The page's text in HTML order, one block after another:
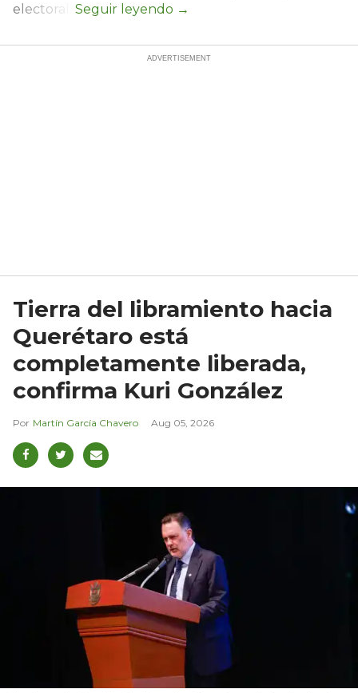
electoral.
Tierra del libramiento hacia
Querétaro está
completamente liberada,
confirma Kuri González
Martín García Chavero Aug 05, 2026